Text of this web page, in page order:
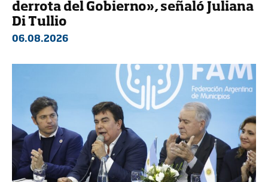
derrota del Gobierno», señaló Juliana
Di Tullio
06.08.2026